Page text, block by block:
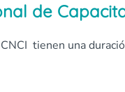
de
tienen una